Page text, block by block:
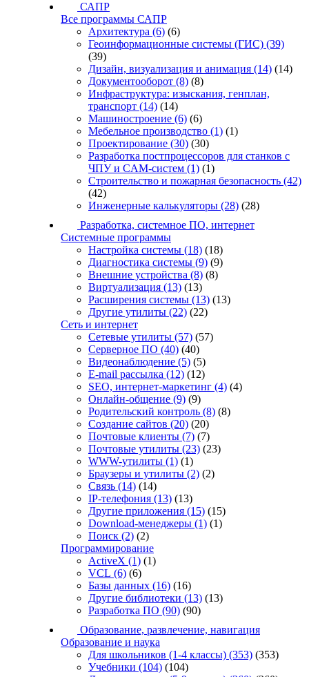
САПР
Все программы САПР
Архитектура (6) (6)
Геоинформационные системы (ГИС) (39)
(39)
Дизайн, визуализация и анимация (14) (14)
Документооборот (8) (8)
Инфраструктура: изыскания, генплан,
транспорт (14) (14)
Машиностроение (6) (6)
Мебельное производство (1) (1)
Проектирование (30) (30)
Разработка постпроцессоров для станков с
ЧПУ и CAM-систем (1) (1)
Строительство и пожарная безопасность (42)
(42)
Инженерные калькуляторы (28) (28)
Разработка, системное ПО, интернет
Системные программы
Настройка системы (18) (18)
Диагностика системы (9) (9)
Внешние устройства (8) (8)
Виртуализация (13) (13)
Расширения системы (13) (13)
Другие утилиты (22) (22)
Сеть и интернет
Сетевые утилиты (57) (57)
Серверное ПО (40) (40)
Видеонаблюдение (5) (5)
E-mail рассылка (12) (12)
SEO, интернет-маркетинг (4) (4)
Онлайн-общение (9) (9)
Родительский контроль (8) (8)
Создание сайтов (20) (20)
Почтовые клиенты (7) (7)
Почтовые утилиты (23) (23)
WWW-утилиты (1) (1)
Браузеры и утилиты (2) (2)
Связь (14) (14)
IP-телефония (13) (13)
Другие приложения (15) (15)
Download-менеджеры (1) (1)
Поиск (2) (2)
Программирование
ActiveX (1) (1)
VCL (6) (6)
Базы данных (16) (16)
Другие библиотеки (13) (13)
Разработка ПО (90) (90)
Образование, развлечение, навигация
Образование и наука
Для школьников (1-4 классы) (353) (353)
Учебники (104) (104)